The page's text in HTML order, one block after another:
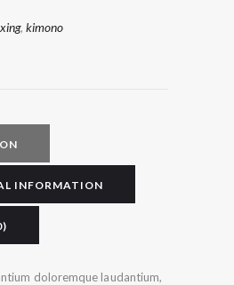
, kimono
INFORMATION
doloremque laudantium,